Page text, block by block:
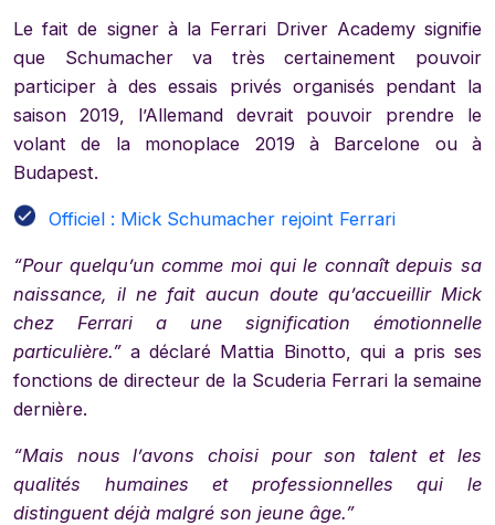
Le fait de signer à la Ferrari Driver Academy signifie
que Schumacher va très certainement pouvoir
participer à des essais privés organisés pendant la
saison 2019, l’Allemand devrait pouvoir prendre le
volant de la monoplace 2019 à Barcelone ou à
Budapest.
Officiel : Mick Schumacher rejoint Ferrari
“Pour quelqu’un comme moi qui le connaît depuis sa
naissance, il ne fait aucun doute qu’accueillir Mick
chez Ferrari a une signification émotionnelle
particulière.” a déclaré Mattia Binotto, qui a pris ses
fonctions de directeur de la Scuderia Ferrari la semaine
dernière.
“Mais nous l’avons choisi pour son talent et les
qualités humaines et professionnelles qui le
distinguent déjà malgré son jeune âge.”